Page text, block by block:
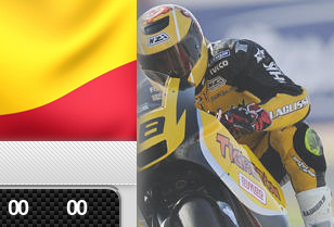
00 00